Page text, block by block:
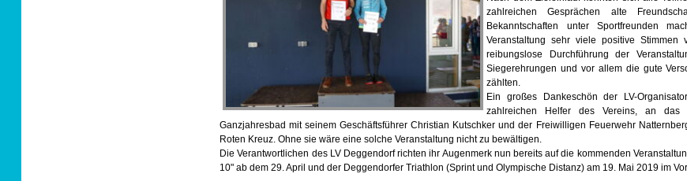
zahlreichen Gesprächen alte
Bekanntschaften unter Sportfreunden
Veranstaltung sehr viele positive
reibungslose Durchführung der
Siegerehrungen und vor allem die gute
zählten.
Ein großes Dankeschön der LV-
zahlreichen Helfer des Vereins, an das
Ganzjahresbad mit seinem Geschäftsführer Christian Kutschker und der Freiwilligen Feuerwehr
Roten Kreuz. Ohne sie wäre eine solche Veranstaltung nicht zu bewältigen.
Die Verantwortlichen des LV Deggendorf richten ihr Augenmerk nun bereits auf die kommenden
10" ab dem 29. April und der Deggendorfer Triathlon (Sprint und Olympische Distanz) am 19. Mai 2019 im